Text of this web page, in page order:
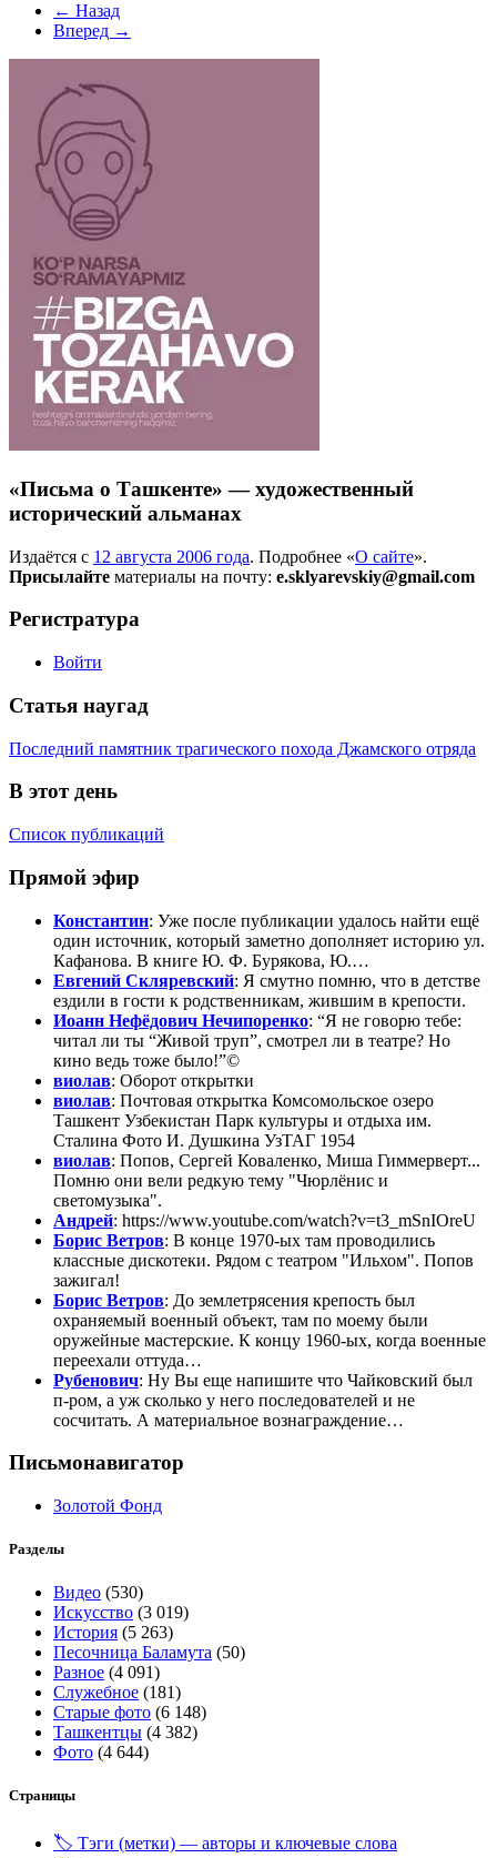
← Назад
Вперед →
«Письма о Ташкенте» — художественный
исторический альманах
Издаётся с 12 августа 2006 года. Подробнее «О сайте».
Присылайте материалы на почту: e.sklyarevskiy@gmail.com
Регистратура
Войти
Статья наугад
Последний памятник трагического похода Джамского отряда
В этот день
Список публикаций
Прямой эфир
Константин: Уже после публикации удалось найти ещё
один источник, который заметно дополняет историю ул.
Кафанова. В книге Ю. Ф. Бурякова, Ю.…
Евгений Скляревский: Я смутно помню, что в детстве
ездили в гости к родственникам, жившим в крепости.
Иоанн Нефёдович Нечипоренко: “Я не говорю тебе:
читал ли ты “Живой труп”, смотрел ли в театре? Но
кино ведь тоже было!”©
виолав: Оборот открытки
виолав: Почтовая открытка Комсомольское озеро
Ташкент Узбекистан Парк культуры и отдыха им.
Сталина Фото И. Душкина УзТАГ 1954
виолав: Попов, Сергей Коваленко, Миша Гиммерверт...
Помню они вели редкую тему "Чюрлёнис и
светомузыка".
Андрей: https://www.youtube.com/watch?v=t3_mSnIOreU
Борис Ветров: В конце 1970-ых там проводились
классные дискотеки. Рядом с театром "Ильхом". Попов
зажигал!
Борис Ветров: До землетрясения крепость был
охраняемый военный объект, там по моему были
оружейные мастерские. К концу 1960-ых, когда военные
переехали оттуда…
Рубенович: Ну Вы еще напишите что Чайковский был
п-ром, а уж сколько у него последователей и не
сосчитать. А материальное вознаграждение…
Письмонавигатор
Золотой Фонд
Разделы
Видео (530)
Искусство (3 019)
История (5 263)
Песочница Баламута (50)
Разное (4 091)
Служебное (181)
Старые фото (6 148)
Ташкентцы (4 382)
Фото (4 644)
Страницы
🏷️ Тэги (метки) — авторы и ключевые слова